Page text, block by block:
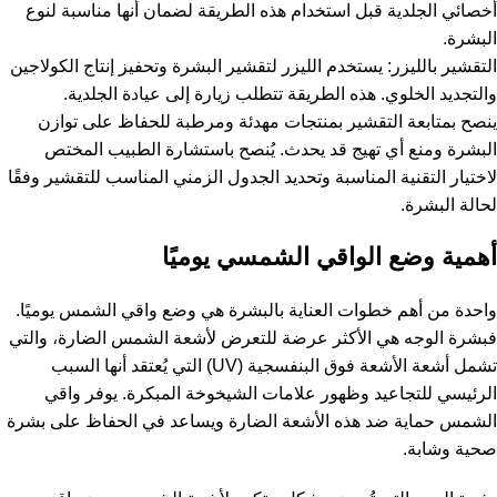
أخصائي الجلدية قبل استخدام هذه الطريقة لضمان أنها مناسبة لنوع
البشرة.
التقشير بالليزر: يستخدم الليزر لتقشير البشرة وتحفيز إنتاج الكولاجين
والتجديد الخلوي. هذه الطريقة تتطلب زيارة إلى عيادة الجلدية.
ينصح بمتابعة التقشير بمنتجات مهدئة ومرطبة للحفاظ على توازن
البشرة ومنع أي تهيج قد يحدث. يُنصح باستشارة الطبيب المختص
لاختيار التقنية المناسبة وتحديد الجدول الزمني المناسب للتقشير وفقًا
لحالة البشرة.
أهمية وضع الواقي الشمسي يوميًا
واحدة من أهم خطوات العناية بالبشرة هي وضع واقي الشمس يوميًا.
فبشرة الوجه هي الأكثر عرضة للتعرض لأشعة الشمس الضارة، والتي
تشمل أشعة الأشعة فوق البنفسجية (UV) التي يُعتقد أنها السبب
الرئيسي للتجاعيد وظهور علامات الشيخوخة المبكرة. يوفر واقي
الشمس حماية ضد هذه الأشعة الضارة ويساعد في الحفاظ على بشرة
صحية وشابة.